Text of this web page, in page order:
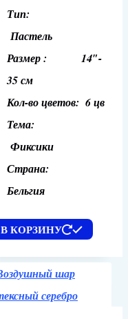
Тип:
Пастель
Размер : 14″-
35 см
Кол-во цветов: 6 цв
Тема:
Фиксики
Страна:
Бельгия
В КОРЗИНУ